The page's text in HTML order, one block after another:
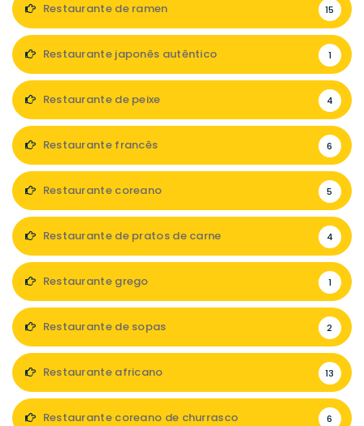
Restaurante de ramen 15
Restaurante japonês autêntico 1
Restaurante de peixe 4
Restaurante francês 6
Restaurante coreano 5
Restaurante de pratos de carne 4
Restaurante grego 1
Restaurante de sopas 2
Restaurante africano 13
Restaurante coreano de churrasco 6